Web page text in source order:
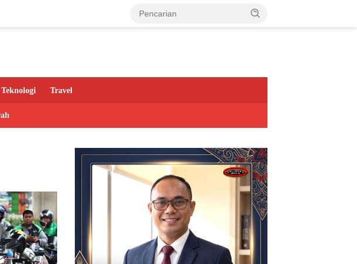
Teknologi Travel